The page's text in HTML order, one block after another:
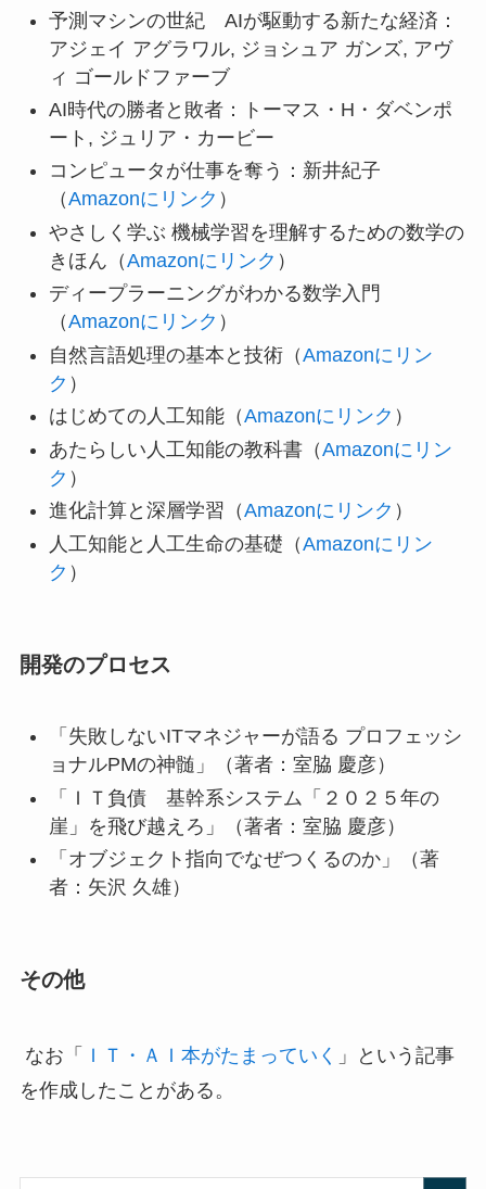
予測マシンの世紀 AIが駆動する新たな経済：
アジェイ アグラワル, ジョシュア ガンズ, アヴ
ィ ゴールドファーブ
AI時代の勝者と敗者：トーマス・H・ダベンポ
ート, ジュリア・カービー
コンピュータが仕事を奪う：新井紀子
（Amazonにリンク ）
やさしく学ぶ 機械学習を理解するための数学の
きほん（Amazonにリンク ）
ディープラーニングがわかる数学入門
（Amazonにリンク ）
自然言語処理の基本と技術（Amazonにリン
ク ）
はじめての人工知能（Amazonにリンク ）
あたらしい人工知能の教科書（Amazonにリン
ク ）
進化計算と深層学習（Amazonにリンク ）
人工知能と人工生命の基礎（Amazonにリン
ク ）
開発のプロセス
「失敗しないITマネジャーが語る プロフェッシ
ョナルPMの神髄」（著者：室脇 慶彦）
「ＩＴ負債 基幹系システム「２０２５年の
崖」を飛び越えろ」（著者：室脇 慶彦）
「オブジェクト指向でなぜつくるのか」（著
者：矢沢 久雄）
その他
なお「 ＩＴ・ＡＩ本がたまっていく 」という記事
を作成したことがある。